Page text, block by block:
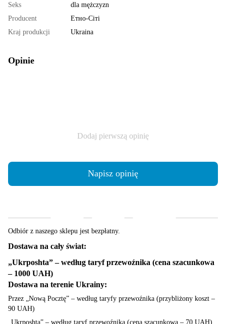
Seks
dla mężczyzn
Producent
Етно-Сіті
Kraj produkcji
Ukraina
Opinie
Dodaj pierwszą opinię
Napisz opinię
Odbiór z naszego sklepu jest bezpłatny.
Dostawa na cały świat:
„Ukrposhta” – według taryf przewoźnika (cena szacunkowa
– 1000 UAH)
Dostawa na terenie Ukrainy:
Przez „Nową Pocztę” – według taryfy przewoźnika (przybliżony koszt –
90 UAH)
„Ukrposhta” – według taryf przewoźnika (cena szacunkowa – 70 UAH)